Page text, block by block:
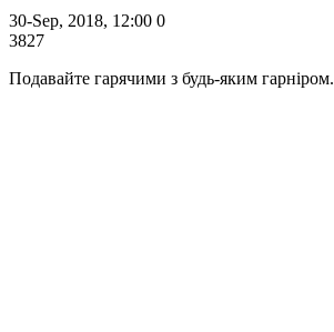
30-Sep, 2018, 12:00 0
3827
Подавайте гарячими з будь-яким гарніром.